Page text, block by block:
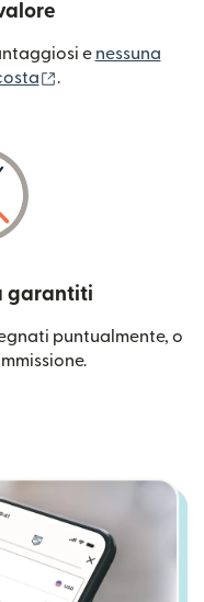
e nessuna
.
garantiti
puntualmente, o